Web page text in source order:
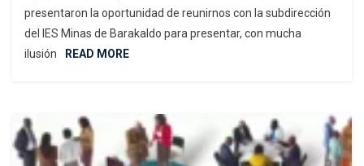
presentaron la oportunidad de reunirnos con la subdirección
del IES Minas de Barakaldo para presentar, con mucha
ilusión
READ MORE